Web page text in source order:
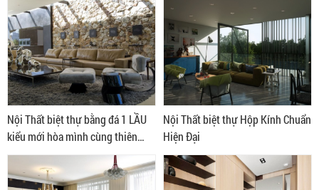
Nội Thất biệt thự bằng đá 1 LẦU
kiểu mới hòa mình cùng thiên
nhiên
Nội Thất biệt thự Hộp Kính Chuẩn
Hiện Đại